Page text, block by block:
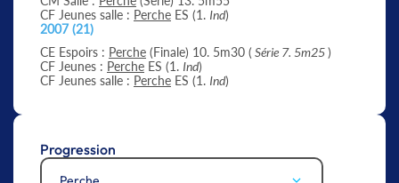
CF Jeunes salle : Perche ES (1. Ind)
2007 (21)
CE Espoirs : Perche (Finale) 10. 5m30 ( Série 7. 5m25)
CF Jeunes : Perche ES (1. Ind)
CF Jeunes salle : Perche ES (1. Ind)
Progression